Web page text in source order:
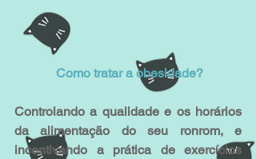
Como tratar a obesidade?
Controlando a qualidade e os horários
da alimentação do seu ronrom, e
incentivando a prática de exercícios